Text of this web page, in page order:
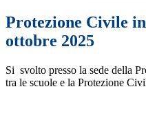
Protezione Civile
ottobre 2025
Si svolto presso la sede della
tra le scuole e la Protezione